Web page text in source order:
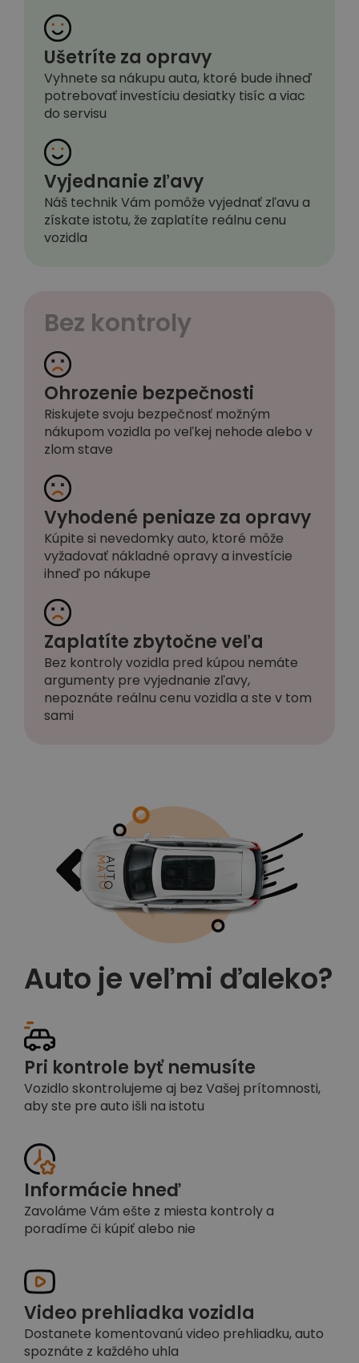
Ušetríte za opravy
Vyhnete sa nákupu auta, ktoré bude ihneď
potrebovať investíciu desiatky tisíc a viac
do servisu
Vyjednanie zľavy
Náš technik Vám pomôže vyjednať zľavu a
získate istotu, že zaplatíte reálnu cenu
vozidla
Bez kontroly
Ohrozenie bezpečnosti
Riskujete svoju bezpečnosť možným
nákupom vozidla po veľkej nehode alebo v
zlom stave
Vyhodené peniaze za opravy
Kúpite si nevedomky auto, ktoré môže
vyžadovať nákladné opravy a investície
ihneď po nákupe
Zaplatíte zbytočne veľa
Bez kontroly vozidla pred kúpou nemáte
argumenty pre vyjednanie zľavy,
nepoznáte reálnu cenu vozidla a ste v tom
sami
Auto je veľmi ďaleko?
Pri kontrole byť nemusíte
Vozidlo skontrolujeme aj bez Vašej prítomnosti,
aby ste pre auto išli na istotu
Informácie hneď
Zavoláme Vám ešte z miesta kontroly a
poradíme či kúpiť alebo nie
Video prehliadka vozidla
Dostanete komentovanú video prehliadku, auto
spoznáte z každého uhla